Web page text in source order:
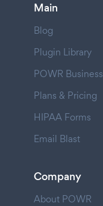
Main
Blog
Plugin Library
POWR Business
Plans & Pricing
HIPAA Forms
Email Blast
Company
About POWR